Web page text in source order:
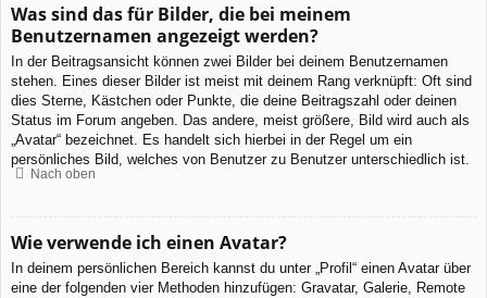
Was sind das für Bilder, die bei meinem
Benutzernamen angezeigt werden?
In der Beitragsansicht können zwei Bilder bei deinem Benutzernamen
stehen. Eines dieser Bilder ist meist mit deinem Rang verknüpft: Oft sind
dies Sterne, Kästchen oder Punkte, die deine Beitragszahl oder deinen
Status im Forum angeben. Das andere, meist größere, Bild wird auch als
„Avatar“ bezeichnet. Es handelt sich hierbei in der Regel um ein
persönliches Bild, welches von Benutzer zu Benutzer unterschiedlich ist.
Nach oben
Wie verwende ich einen Avatar?
In deinem persönlichen Bereich kannst du unter „Profil“ einen Avatar über
eine der folgenden vier Methoden hinzufügen: Gravatar, Galerie, Remote